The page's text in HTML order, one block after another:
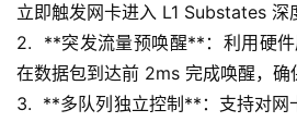
立即触发网卡进入 L1 Substates 深
2.  **突发流量预唤醒**：利用硬件
在数据包到达前 2ms 完成唤醒，确
3.  **多队列独立控制**：支持对网